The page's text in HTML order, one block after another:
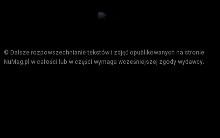
© Dalsze rozpowszechnianie tekstów i zdjęć opublikowanych na stronie
NuMag.pl w całości lub w części wymaga wcześniejszej zgody wydawcy.